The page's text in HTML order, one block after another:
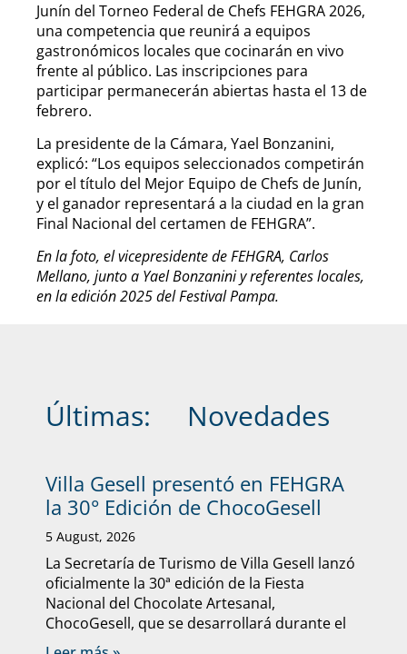
Junín del Torneo Federal de Chefs FEHGRA 2026,
una competencia que reunirá a equipos
gastronómicos locales que cocinarán en vivo
frente al público. Las inscripciones para
participar permanecerán abiertas hasta el 13 de
febrero.
La presidente de la Cámara, Yael Bonzanini,
explicó: “Los equipos seleccionados competirán
por el título del Mejor Equipo de Chefs de Junín,
y el ganador representará a la ciudad en la gran
Final Nacional del certamen de FEHGRA”.
En la foto, el vicepresidente de FEHGRA, Carlos
Mellano, junto a Yael Bonzanini y referentes locales,
en la edición 2025 del Festival Pampa.
Últimas: Novedades
Villa Gesell presentó en FEHGRA
la 30° Edición de ChocoGesell
5 August, 2026
La Secretaría de Turismo de Villa Gesell lanzó
oficialmente la 30ª edición de la Fiesta
Nacional del Chocolate Artesanal,
ChocoGesell, que se desarrollará durante el